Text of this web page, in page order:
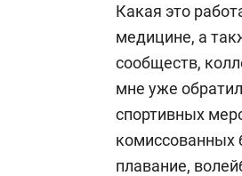
Полное
«Народный
Юридический
Какая это
медицине, а
сообществ,
мне уже
спортивных
комиссованных
плавание,